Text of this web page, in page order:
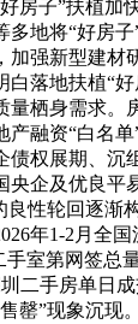
房子”扶植加
地将“好房子
加强新型建材
落地扶植“好
量栖身需求。
产融资“白名
权展期、沉
央企及优良平
性轮回逐渐
年1-2月全
室第网签总
二手房单日
罄”现象沉现